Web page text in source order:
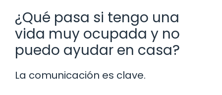
¿Qué pasa si tengo una
vida muy ocupada y no
puedo ayudar en casa?
La comunicación es clave.